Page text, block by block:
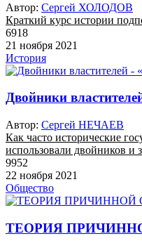
Автор: Сергей ХОЛОДОВ
Краткий курс истории
6918
21 ноября 2021
История
Двойники
Автор: Сергей НЕЧАЕВ
Как часто исторические
использовали двойников и
9952
22 ноября 2021
Общество
ТЕОРИЯ